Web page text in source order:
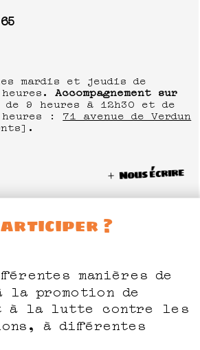
mardis et jeudis de
Accompagnement sur
9 heures à 12h30 et de
: 71 avenue de Verdun
Nous écrire
?
manières de
la promotion de
à la lutte contre les
à différentes